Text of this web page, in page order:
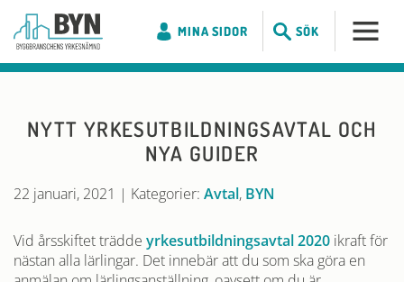
MINA SIDOR SÖK
NYTT YRKESUTBILDNINGSAVTAL OCH
NYA GUIDER
22 januari, 2021 | Kategorier: Avtal, BYN
Vid årsskiftet trädde yrkesutbildningsavtal 2020 ikraft för
nästan alla lärlingar. Det innebär att du som ska göra en